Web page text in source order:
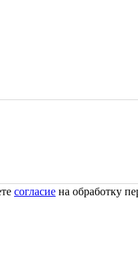
согласие на обработку